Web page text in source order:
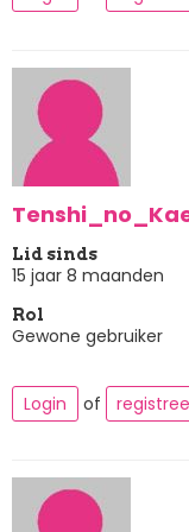
Lid sinds
15 jaar 8 maanden
Rol
Gewone gebruiker
Login of